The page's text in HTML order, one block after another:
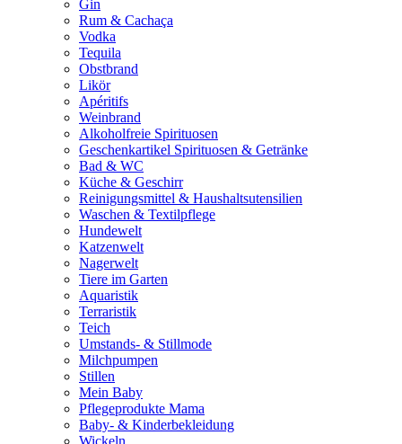
Gin
Rum & Cachaça
Vodka
Tequila
Obstbrand
Likör
Apéritifs
Weinbrand
Alkoholfreie Spirituosen
Geschenkartikel Spirituosen & Getränke
Bad & WC
Küche & Geschirr
Reinigungsmittel & Haushaltsutensilien
Waschen & Textilpflege
Hundewelt
Katzenwelt
Nagerwelt
Tiere im Garten
Aquaristik
Terraristik
Teich
Umstands- & Stillmode
Milchpumpen
Stillen
Mein Baby
Pflegeprodukte Mama
Baby- & Kinderbekleidung
Wickeln